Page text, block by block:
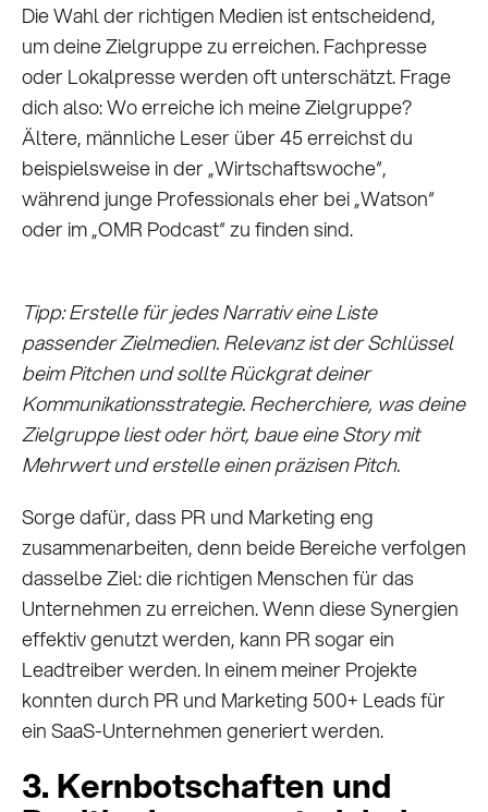
Die Wahl der richtigen Medien ist entscheidend,
um deine Zielgruppe zu erreichen. Fachpresse
oder Lokalpresse werden oft unterschätzt. Frage
dich also: Wo erreiche ich meine Zielgruppe?
Ältere, männliche Leser über 45 erreichst du
beispielsweise in der „Wirtschaftswoche“,
während junge Professionals eher bei „Watson“
oder im „OMR Podcast“ zu finden sind.
Tipp: Erstelle für jedes Narrativ eine Liste
passender Zielmedien. Relevanz ist der Schlüssel
beim Pitchen und sollte Rückgrat deiner
Kommunikationsstrategie. Recherchiere, was deine
Zielgruppe liest oder hört, baue eine Story mit
Mehrwert und erstelle einen präzisen Pitch.
Sorge dafür, dass PR und Marketing eng
zusammenarbeiten, denn beide Bereiche verfolgen
dasselbe Ziel: die richtigen Menschen für das
Unternehmen zu erreichen. Wenn diese Synergien
effektiv genutzt werden, kann PR sogar ein
Leadtreiber werden. In einem meiner Projekte
konnten durch PR und Marketing 500+ Leads für
ein SaaS-Unternehmen generiert werden.
3. Kernbotschaften und